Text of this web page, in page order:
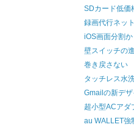
SDカード低価
録画代行ネッ
iOS画面分割か
壁スイッチの
巻き戻さない
タッチレス水
Gmailの新デザ
超小型ACアダ
au WALLET強